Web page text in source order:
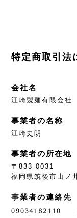
特定商取引法
会社名
江崎製麺有限会社
事業者の名称
江崎史朗
事業者の所在地
〒833-0031
福岡県筑後市山ノ
事業者の連絡先